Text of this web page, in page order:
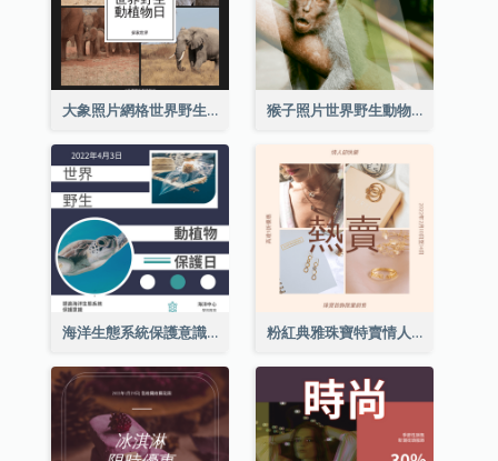
大象照片網格世界野生動物日Instagram帖子 猴子照片世界野生動物日Instagram帖子
海洋生態系統保護意識Instagram帖子 粉紅典雅珠寶特賣情人節Instagram帖子